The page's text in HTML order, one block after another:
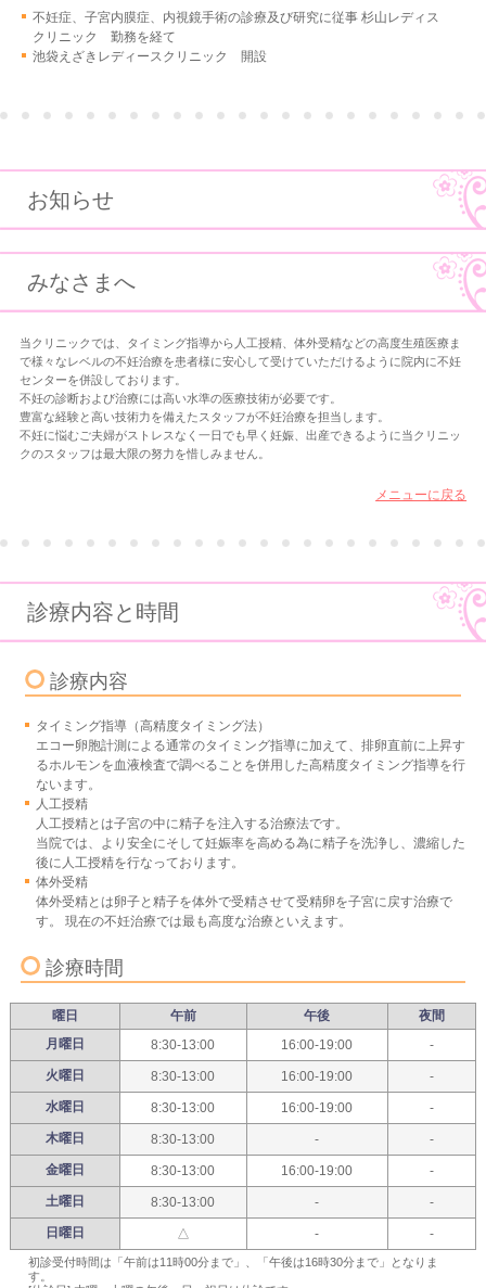
不妊症、子宮内膜症、内視鏡手術の診療及び研究に従事 杉山レディス
クリニック 勤務を経て
池袋えざきレディースクリニック 開設
お知らせ
みなさまへ
当クリニックでは、タイミング指導から人工授精、体外受精などの高度生殖医療ま
で様々なレベルの不妊治療を患者様に安心して受けていただけるように院内に不妊
センターを併設しております。
不妊の診断および治療には高い水準の医療技術が必要です。
豊富な経験と高い技術力を備えたスタッフが不妊治療を担当します。
不妊に悩むご夫婦がストレスなく一日でも早く妊娠、出産できるように当クリニッ
クのスタッフは最大限の努力を惜しみません。
メニューに戻る
診療内容と時間
診療内容
タイミング指導（高精度タイミング法）
エコー卵胞計測による通常のタイミング指導に加えて、排卵直前に上昇す
るホルモンを血液検査で調べることを併用した高精度タイミング指導を行
ないます。
人工授精
人工授精とは子宮の中に精子を注入する治療法です。
当院では、より安全にそして妊娠率を高める為に精子を洗浄し、濃縮した
後に人工授精を行なっております。
体外受精
体外受精とは卵子と精子を体外で受精させて受精卵を子宮に戻す治療で
す。 現在の不妊治療では最も高度な治療といえます。
診療時間
曜日 午前 午後 夜間
月曜日 8:30-13:00 16:00-19:00 -
火曜日 8:30-13:00 16:00-19:00 -
水曜日 8:30-13:00 16:00-19:00 -
木曜日 8:30-13:00 - -
金曜日 8:30-13:00 16:00-19:00 -
土曜日 8:30-13:00 - -
日曜日 △ - -
初診受付時間は「午前は11時00分まで」、「午後は16時30分まで」となりま
す。